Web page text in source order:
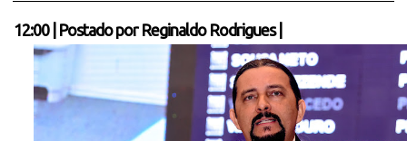
12:00| Postado por Reginaldo Rodrigues